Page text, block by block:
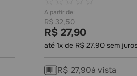
R$ 32,50
R$ 27,90
até1x de R$ 27,90 sem
R$ 27,90à vista